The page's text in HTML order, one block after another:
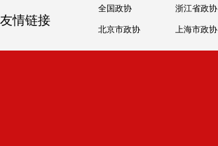
友情链接
全国政协 浙江省政协
北京市政协 上海市政协